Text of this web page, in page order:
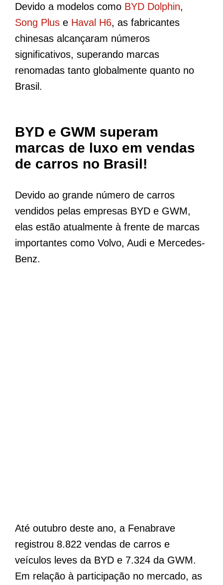
Devido a modelos como BYD Dolphin,
Song Plus e Haval H6, as fabricantes
chinesas alcançaram números
significativos, superando marcas
renomadas tanto globalmente quanto no
Brasil.
BYD e GWM superam
marcas de luxo em vendas
de carros no Brasil!
Devido ao grande número de carros
vendidos pelas empresas BYD e GWM,
elas estão atualmente à frente de marcas
importantes como Volvo, Audi e Mercedes-
Benz.
Até outubro deste ano, a Fenabrave
registrou 8.822 vendas de carros e
veículos leves da BYD e 7.324 da GWM.
Em relação à participação no mercado, as